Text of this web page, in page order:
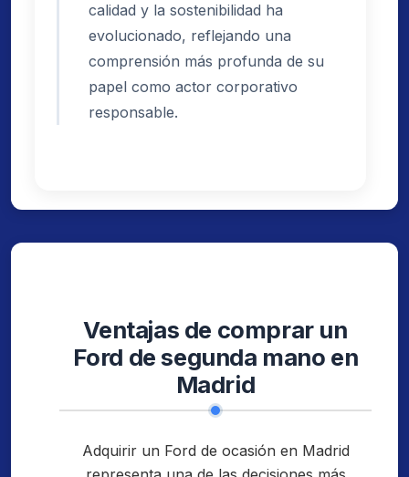
calidad y la sostenibilidad ha
evolucionado, reflejando una
comprensión más profunda de su
papel como actor corporativo
responsable.
Ventajas de comprar un
Ford de segunda mano en
Madrid
Adquirir un Ford de ocasión en Madrid